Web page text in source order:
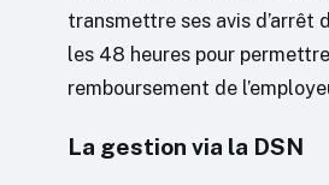
transmettre ses avis d’arrêt
les 48 heures pour
remboursement de
La gestion via la DSN